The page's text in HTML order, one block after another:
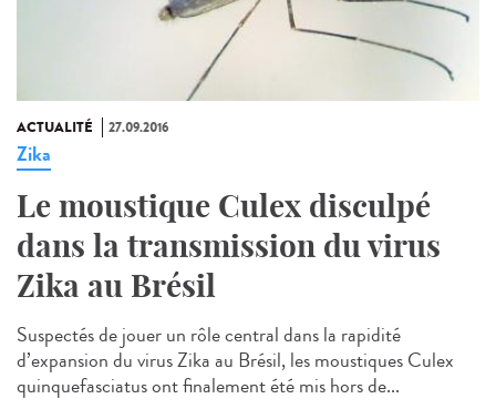
ACTUALITÉ 27.09.2016
Zika
Le moustique Culex disculpé
dans la transmission du virus
Zika au Brésil
Suspectés de jouer un rôle central dans la rapidité
d’expansion du virus Zika au Brésil, les moustiques Culex
quinquefasciatus ont finalement été mis hors de...